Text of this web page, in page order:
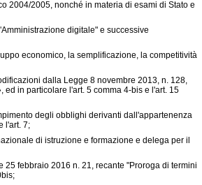
2004/2005, nonché in materia di esami di Stato e
digitale" e successive
economico, la semplificazione, la competitività
dalla Legge 8 novembre 2013, n. 128,
in particolare l'art. 5 comma 4-bis e l'art. 15
degli obblighi derivanti dall'appartenenza
l'art. 7;
di istruzione e formazione e delega per il
febbraio 2016 n. 21, recante "Proroga di termini